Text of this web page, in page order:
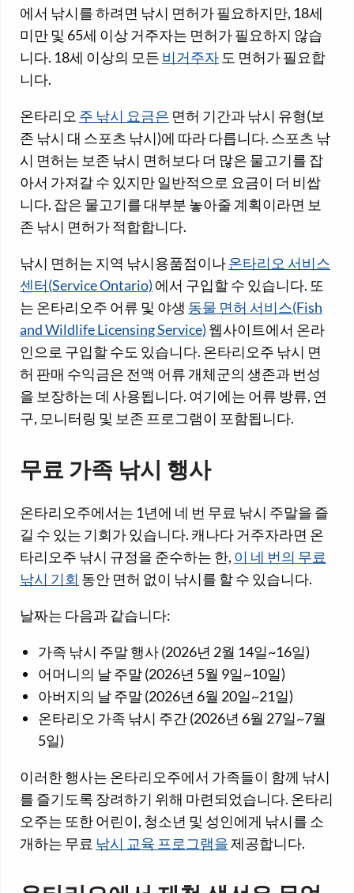
에서 낚시를 하려면 낚시 면허가 필요하지만, 18세
미만 및 65세 이상 거주자는 면허가 필요하지 않습
니다. 18세 이상의 모든 비거주자 도 면허가 필요합
니다.
온타리오 주 낚시 요금은 면허 기간과 낚시 유형(보
존 낚시 대 스포츠 낚시)에 따라 다릅니다. 스포츠 낚
시 면허는 보존 낚시 면허보다 더 많은 물고기를 잡
아서 가져갈 수 있지만 일반적으로 요금이 더 비쌉
니다. 잡은 물고기를 대부분 놓아줄 계획이라면 보
존 낚시 면허가 적합합니다.
낚시 면허는 지역 낚시용품점이나온타리오 서비스
센터(Service Ontario) 에서 구입할 수 있습니다. 또
는 온타리오주 어류 및 야생 동물 면허 서비스(Fish
and Wildlife Licensing Service) 웹사이트에서 온라
인으로 구입할 수도 있습니다. 온타리오주 낚시 면
허 판매 수익금은 전액 어류 개체군의 생존과 번성
을 보장하는 데 사용됩니다. 여기에는 어류 방류, 연
구, 모니터링 및 보존 프로그램이 포함됩니다.
무료 가족 낚시 행사
온타리오주에서는 1년에 네 번 무료 낚시 주말을 즐
길 수 있는 기회가 있습니다. 캐나다 거주자라면 온
타리오주 낚시 규정을 준수하는 한, 이 네 번의 무료
낚시 기회 동안 면허 없이 낚시를 할 수 있습니다.
날짜는 다음과 같습니다:
가족 낚시 주말 행사 (2026년 2월 14일~16일)
어머니의 날 주말 (2026년 5월 9일~10일)
아버지의 날 주말 (2026년 6월 20일~21일)
온타리오 가족 낚시 주간 (2026년 6월 27일~7월
5일)
이러한 행사는 온타리오주에서 가족들이 함께 낚시
를 즐기도록 장려하기 위해 마련되었습니다. 온타리
오주는 또한 어린이, 청소년 및 성인에게 낚시를 소
개하는 무료 낚시 교육 프로그램을제공합니다.